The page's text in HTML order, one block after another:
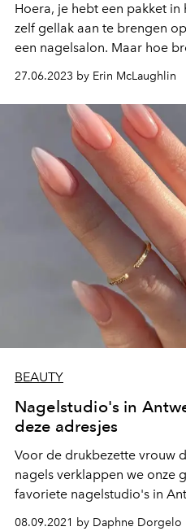
Hoera, je hebt een pakket
zelf gellak aan te brengen
een nagelsalon. Maar hoe
aan om te zorgen dat het
27.06.2023 by Erin McLaughlin
BEAUTY
Nagelstudio's in
deze adresjes
Voor de drukbezette vrouw
nagels verklappen we onze
favoriete nagelstudio's in
08.09.2021 by Daphne Dorgelo